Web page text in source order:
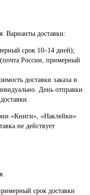
Варианты доставки:
срок 10–14 дней);
России, примерный
доставки заказа и
День отправки
«Книги», «Наклейки»
не действует
срок доставки